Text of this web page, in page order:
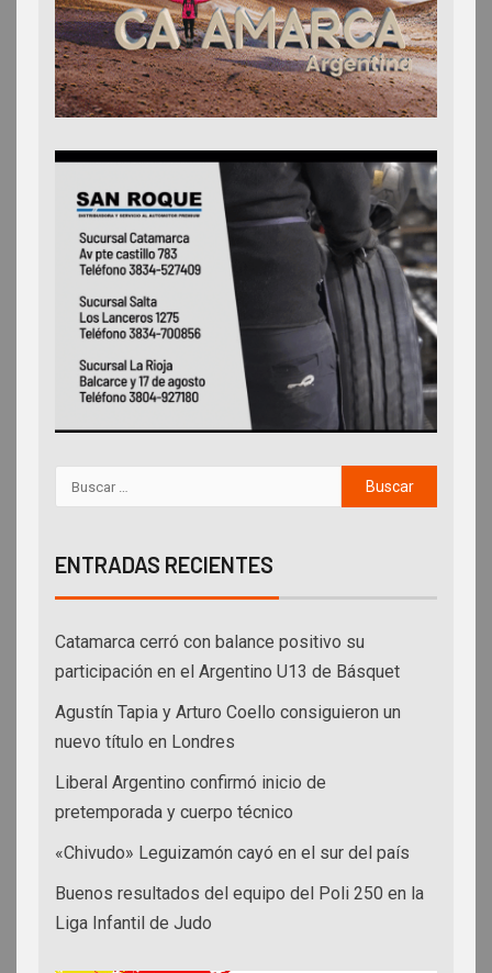
ENTRADAS RECIENTES
Catamarca cerró con balance positivo su
participación en el Argentino U13 de Básquet
Agustín Tapia y Arturo Coello consiguieron un
nuevo título en Londres
Liberal Argentino confirmó inicio de
pretemporada y cuerpo técnico
«Chivudo» Leguizamón cayó en el sur del país
Buenos resultados del equipo del Poli 250 en la
Liga Infantil de Judo